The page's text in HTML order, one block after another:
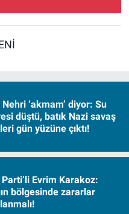
‘akmam’ diyor: Su
düştü, batık Nazi savaş
gün yüzüne çıktı!
Parti’li Evrim Karakoz:
bölgesinde zararlar